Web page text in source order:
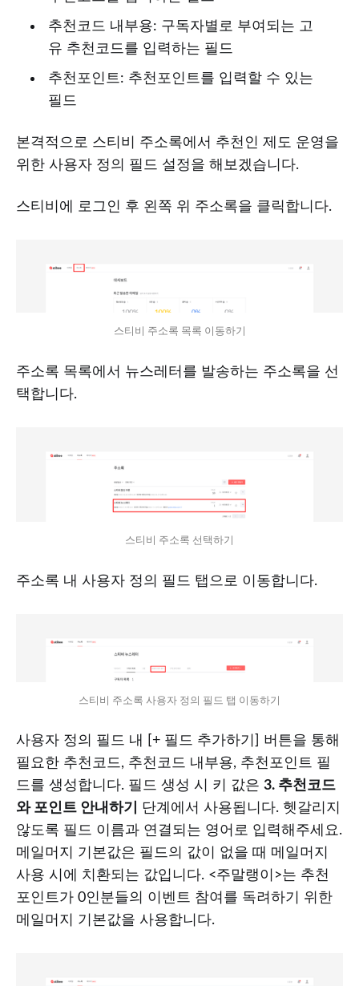
추천코드 내부용: 구독자별로 부여되는 고
유 추천코드를 입력하는 필드
추천포인트: 추천포인트를 입력할 수 있는
필드
본격적으로 스티비 주소록에서 추천인 제도 운영을
위한 사용자 정의 필드 설정을 해보겠습니다.
스티비에 로그인 후 왼쪽 위 주소록을 클릭합니다.
스티비 주소록 목록 이동하기
주소록 목록에서 뉴스레터를 발송하는 주소록을 선
택합니다.
스티비 주소록 선택하기
주소록 내 사용자 정의 필드 탭으로 이동합니다.
스티비 주소록 사용자 정의 필드 탭 이동하기
사용자 정의 필드 내 [+ 필드 추가하기] 버튼을 통해
필요한 추천코드, 추천코드 내부용, 추천포인트 필
드를 생성합니다. 필드 생성 시 키 값은 3. 추천코드
와 포인트 안내하기
단계에서 사용됩니다. 헷갈리지
않도록 필드 이름과 연결되는 영어로 입력해주세요.
메일머지 기본값은 필드의 값이 없을 때 메일머지
사용 시에 치환되는 값입니다. <주말랭이>는 추천
포인트가 0인분들의 이벤트 참여를 독려하기 위한
메일머지 기본값을 사용합니다.